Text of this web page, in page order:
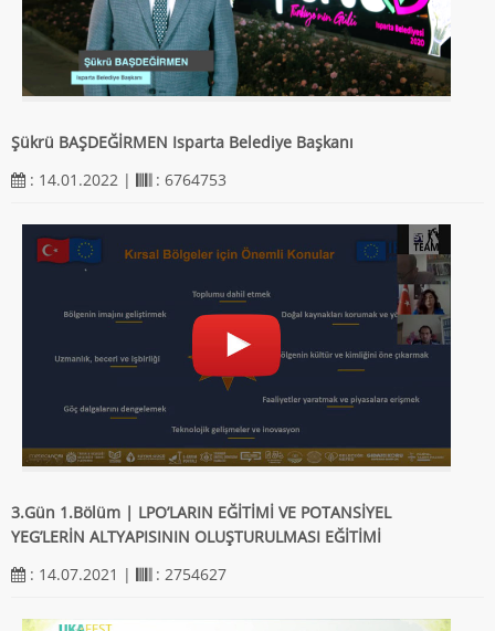
Şükrü BAŞDEĞİRMEN Isparta Belediye Başkanı
: 14.01.2022 |
: 6764753
3.Gün 1.Bölüm | LPO’LARIN EĞİTİMİ VE POTANSİYEL
YEG’LERİN ALTYAPISININ OLUŞTURULMASI EĞİTİMİ
: 14.07.2021 |
: 2754627